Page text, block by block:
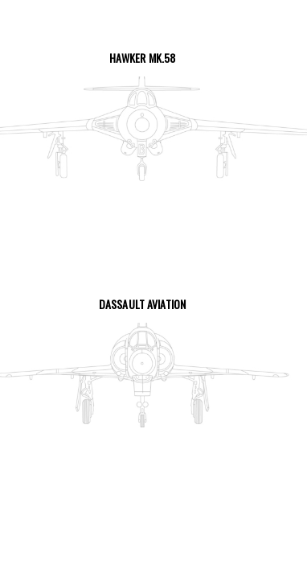
HAWKER MK.58
VOIR LA PAGE
DASSAULT AVIATION
VOIR LA PAGE